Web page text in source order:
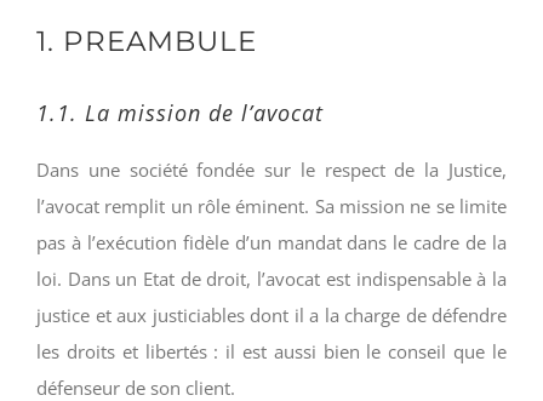
1. PREAMBULE
1.1. La mission de l’avocat
Dans une société fondée sur le respect de la Justice,
l’avocat remplit un rôle éminent. Sa mission ne se limite
pas à l’exécution fidèle d’un mandat dans le cadre de la
loi. Dans un Etat de droit, l’avocat est indispensable à la
justice et aux justiciables dont il a la charge de défendre
les droits et libertés : il est aussi bien le conseil que le
défenseur de son client.